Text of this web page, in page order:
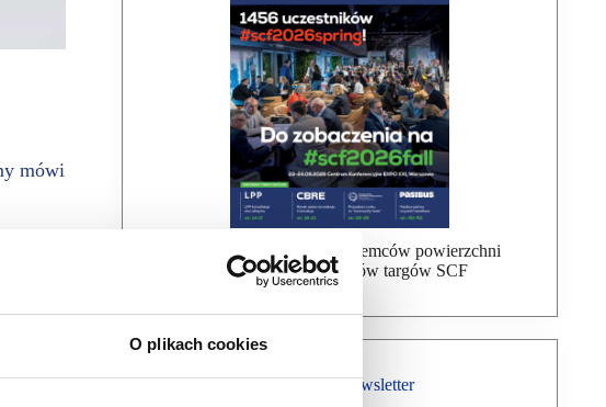
O plikach cookies
mówi
Bezpłatna wysyłka dla najemców powierzchni
handlowej, uczestników targów SCF
Bezpłatny Newsletter